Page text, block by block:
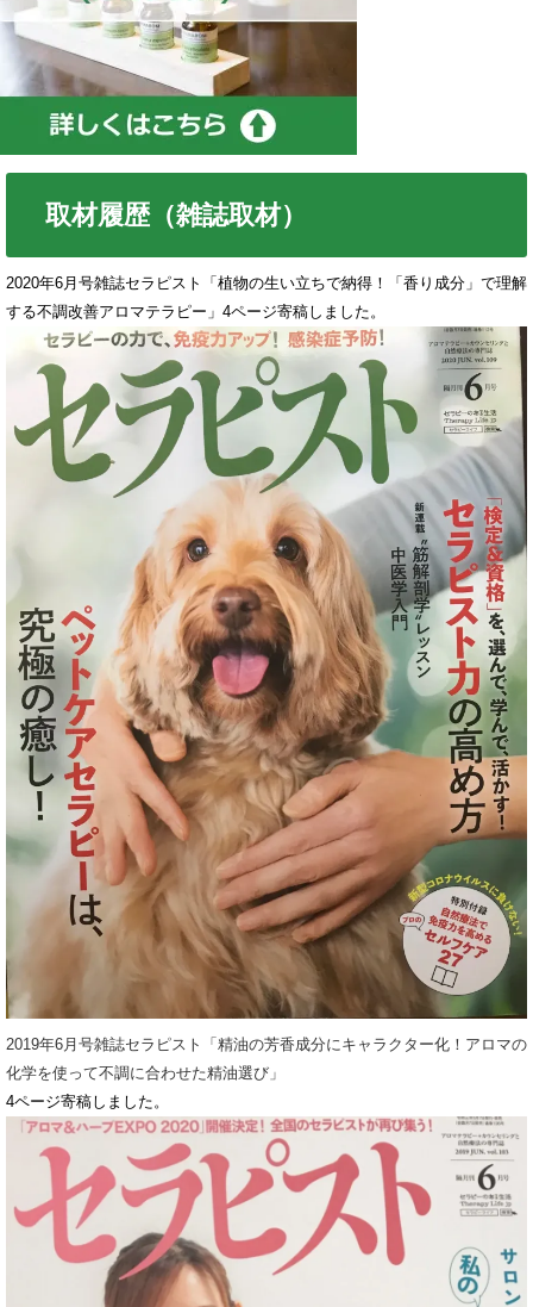
取材履歴（雑誌取材）
2020年6月号雑誌セラピスト「植物の生い立ちで納得！「香り成分」で理解
する不調改善アロマテラピー」4ページ寄稿しました。
2019年6月号雑誌セラピスト「精油の芳香成分にキャラクター化！アロマの
化学を使って不調に合わせた精油選び」
4ページ寄稿しました。